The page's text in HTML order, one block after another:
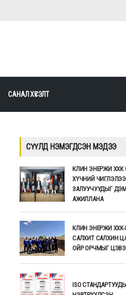
САНАЛ ХҮСЭЛТ
СҮҮЛД НЭМЭГДСЭН МЭДЭЭ
КЛИН ЭНЕРЖИ
ХҮЧНИЙ
ЗАЛУУЧУУДЫГ
АЖИЛЛАНА
КЛИН ЭНЕРЖИ
САЛХИТ САЛХИН
ОЙР ОРЧМЫГ
ISO